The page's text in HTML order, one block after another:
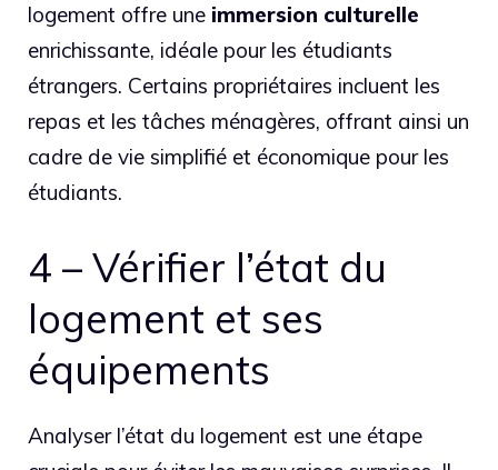
logement offre une immersion culturelle
enrichissante, idéale pour les étudiants
étrangers. Certains propriétaires incluent les
repas et les tâches ménagères, offrant ainsi un
cadre de vie simplifié et économique pour les
étudiants.
4 – Vérifier l’état du
logement et ses
équipements
Analyser l’état du logement est une étape